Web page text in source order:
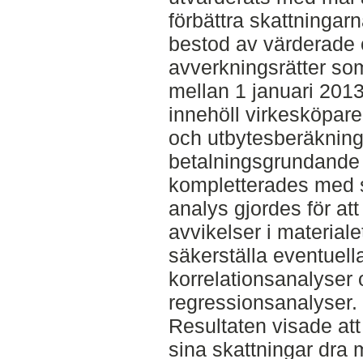
förbättra
bestod av värderade
avverkningsrätter
mellan 1 januari
innehöll
och
kompletterades
analys gjordes för
avvikelser i
säkerställa
korrelationsanalyser
regressionsanalyser.
Resultaten visade
sina skattningar dra